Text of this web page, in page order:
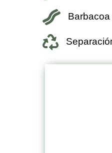
 Barbacoa
